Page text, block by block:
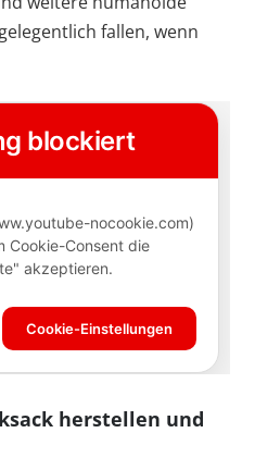
fallen, wenn
herstellen und